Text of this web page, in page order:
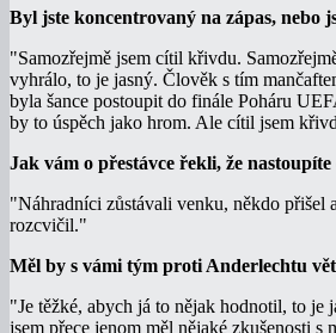
Byl jste koncentrovaný na zápas, nebo
"Samozřejmě jsem cítil křivdu.
vyhrálo, to je jasný. Člověk s tím
byla šance postoupit do finále Poháru
by to úspěch jako hrom. Ale cítil jsem
Jak vám o přestávce řekli, že
"Náhradníci zůstávali venku, někdo přišel
rozcvičil."
Měl by s vámi tým proti Anderlechtu
"Je těžké, abych já to nějak hodnotil, to je
jsem přece jenom měl nějaké zkušenosti s